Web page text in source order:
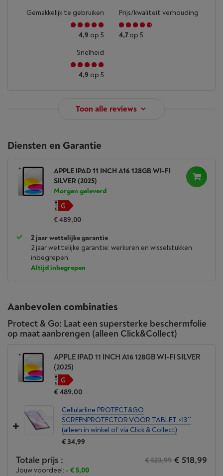
Gemakkelijk te gebruiken
4,9 op 5
Prijs/kwaliteit verhouding
4,7op 5
Snelheid
4,9 op 5
Toon alle reviews
Diensten en Garantie
APPLE IPAD 11 INCH A16 128GB WI-FI
SILVER (2025)
Morgen geleverd
€ 489,00
2 jaar wettelijke garantie
2 jaar wettelijke garantie: werkuren en wisselstukken
inbegrepen.
Altijd inbegrepen
Aanbevolen combinaties
Protect & Go: Laat een supersterke beschermfolie
op maat aanbrengen (alleen Click&Collect)
APPLE IPAD 11 INCH A16 128GB WI-FI SILVER
(2025)
€ 489,00
Cellularline PROTECT&GO
SCREENPROTECTOR VOOR TABLET <13´´
(alleen in winkel of via Click & Collect)
€ 34,99
Totale prijs : € 523,99 € 518,99
Jouw voordeel: - € 5,00